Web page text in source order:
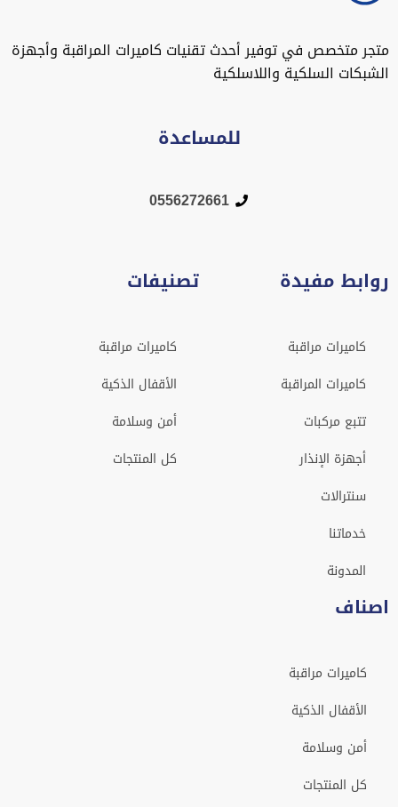
متجر متخصص في توفير أحدث تقنيات كاميرات المراقبة وأجهزة
الشبكات السلكية واللاسلكية
للمساعدة
0556272661
روابط مفيدة
كاميرات مراقبة
كاميرات المراقبة
تتبع مركبات
أجهزة الإنذار
سنترالات
خدماتنا
المدونة
تصنيفات
كاميرات مراقبة
الأقفال الذكية
أمن وسلامة
كل المنتجات
اصناف
كاميرات مراقبة
الأقفال الذكية
أمن وسلامة
كل المنتجات